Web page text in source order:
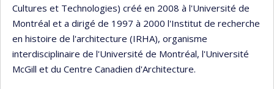
Cultures et Technologies) créé en 2008 à l'Université de
Montréal et a dirigé de 1997 à 2000 l'Institut de recherche
en histoire de l'architecture (IRHA), organisme
interdisciplinaire de l'Université de Montréal, l'Université
McGill et du Centre Canadien d'Architecture.